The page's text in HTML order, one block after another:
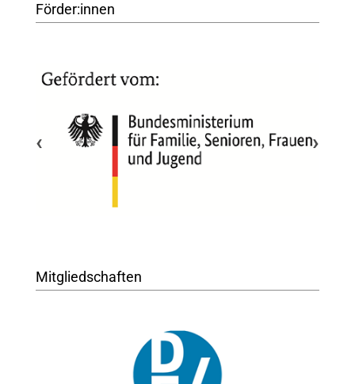
Förder:innen
‹ ›
Mitgliedschaften